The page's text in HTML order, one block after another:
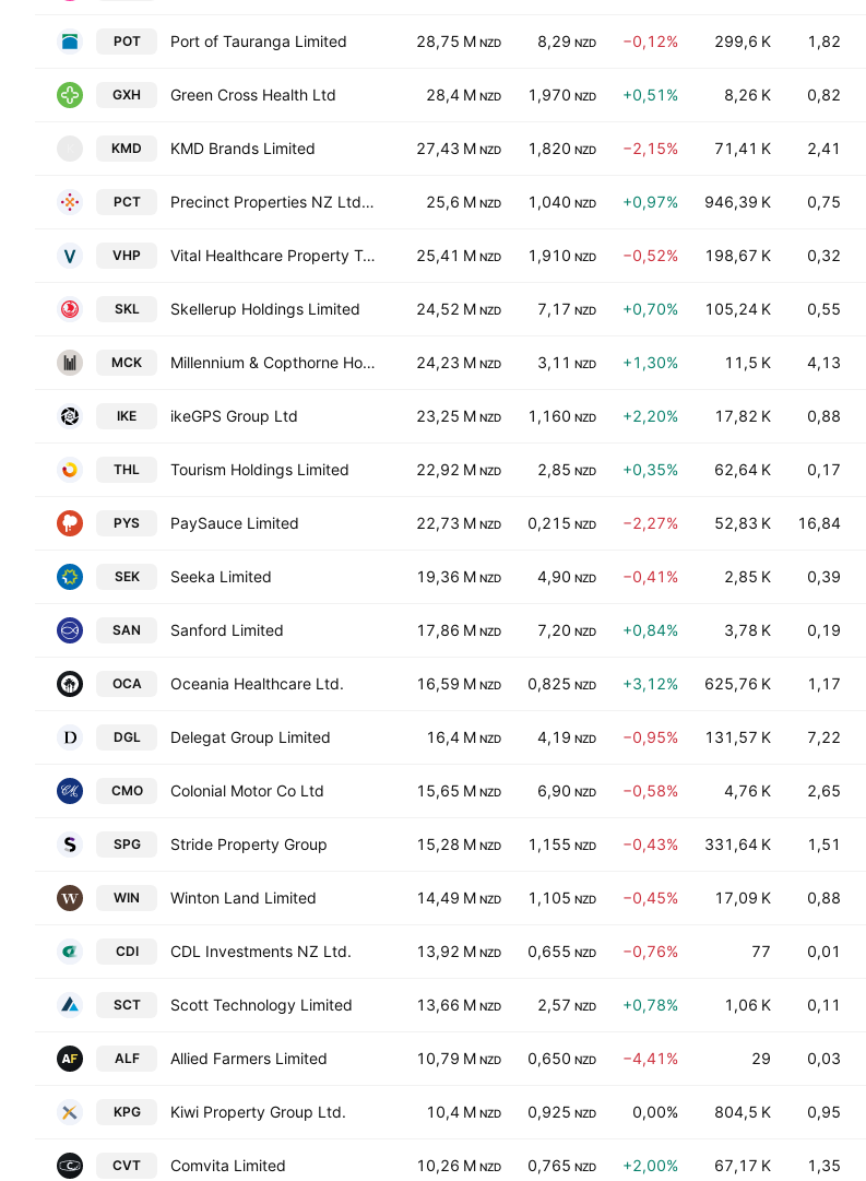
POT Port of Tauranga Limited 28,75 M NZD 8,29 NZD −0,12% 299,6 K 1,82
GXH Green Cross Health Ltd 28,4 M NZD 1,970 NZD +0,51% 8,26 K 0,82
KMD KMD Brands Limited 27,43 M NZD 1,820 NZD −2,15% 71,41 K 2,41
PCT Precinct Properties NZ Ltd & Precinct Properties Investments Ltd 25,6 M NZD 1,040 NZD +0,97% 946,39 K 0,75
VHP Vital Healthcare Property Trust 25,41 M NZD 1,910 NZD −0,52% 198,67 K 0,32
SKL Skellerup Holdings Limited 24,52 M NZD 7,17 NZD +0,70% 105,24 K 0,55
MCK Millennium & Copthorne Hotels New Zealand Limited 24,23 M NZD 3,11 NZD +1,30% 11,5 K 4,13
IKE ikeGPS Group Ltd 23,25 M NZD 1,160 NZD +2,20% 17,82 K 0,88
THL Tourism Holdings Limited 22,92 M NZD 2,85 NZD +0,35% 62,64 K 0,17
PYS PaySauce Limited 22,73 M NZD 0,215 NZD −2,27% 52,83 K 16,84
SEK Seeka Limited 19,36 M NZD 4,90 NZD −0,41% 2,85 K 0,39
SAN Sanford Limited 17,86 M NZD 7,20 NZD +0,84% 3,78 K 0,19
OCA Oceania Healthcare Ltd. 16,59 M NZD 0,825 NZD +3,12% 625,76 K 1,17
DGL Delegat Group Limited 16,4 M NZD 4,19 NZD −0,95% 131,57 K 7,22
CMO Colonial Motor Co Ltd 15,65 M NZD 6,90 NZD −0,58% 4,76 K 2,65
SPG Stride Property Group 15,28 M NZD 1,155 NZD −0,43% 331,64 K 1,51
WIN Winton Land Limited 14,49 M NZD 1,105 NZD −0,45% 17,09 K 0,88
CDI CDL Investments NZ Ltd. 13,92 M NZD 0,655 NZD −0,76% 77 0,01
SCT Scott Technology Limited 13,66 M NZD 2,57 NZD +0,78% 1,06 K 0,11
ALF Allied Farmers Limited 10,79 M NZD 0,650 NZD −4,41% 29 0,03
KPG Kiwi Property Group Ltd. 10,4 M NZD 0,925 NZD 0,00% 804,5 K 0,95
CVT Comvita Limited 10,26 M NZD 0,765 NZD +2,00% 67,17 K 1,35